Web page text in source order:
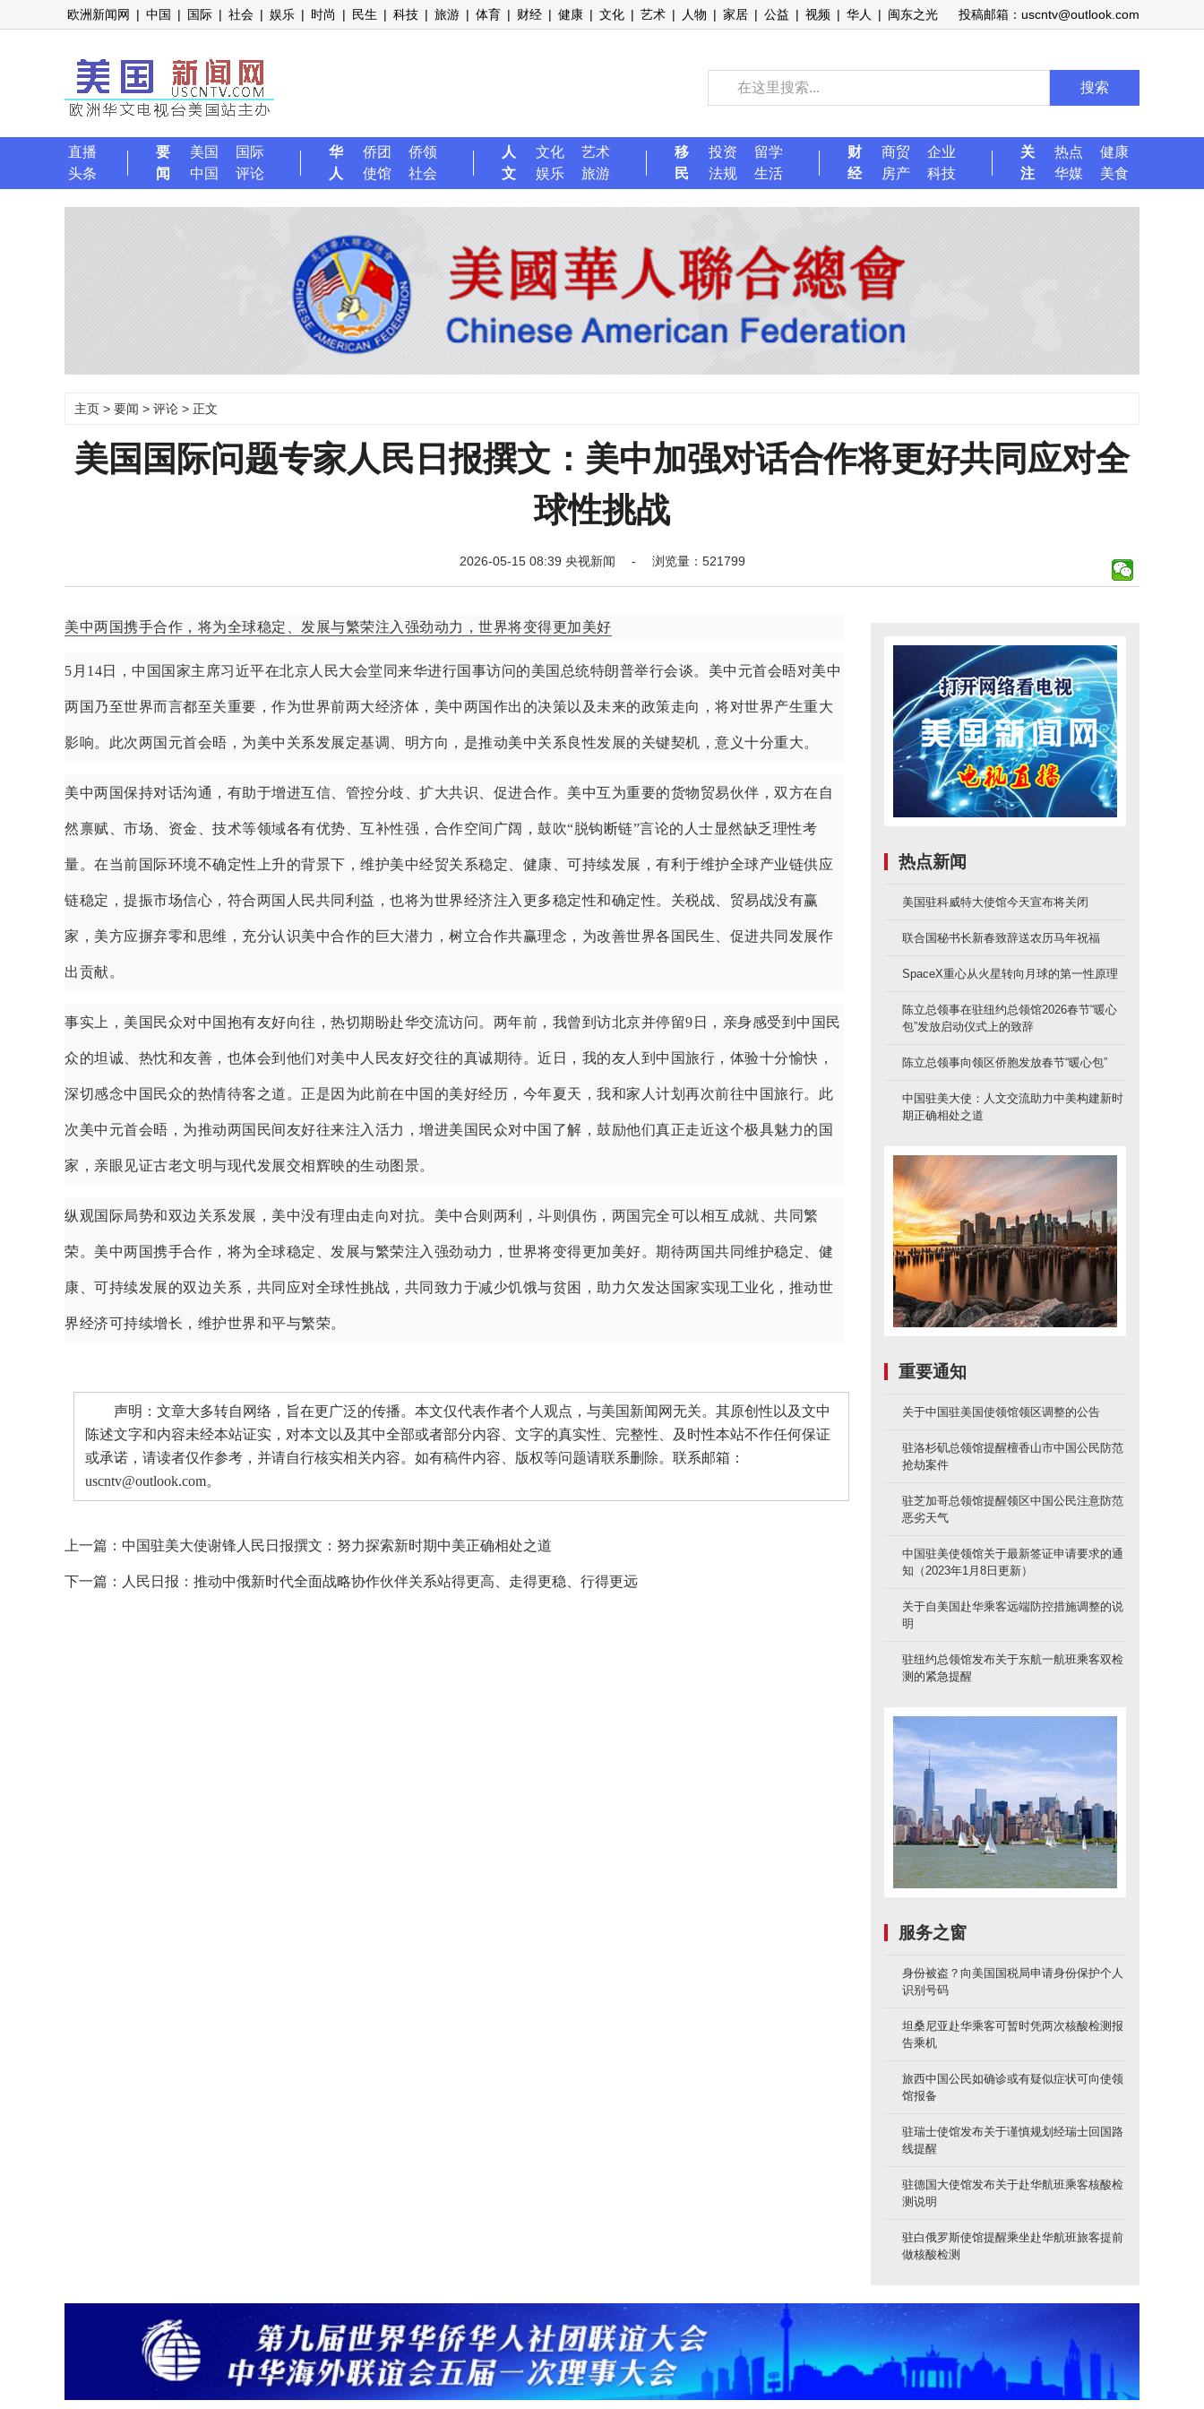
欧洲新闻网 | 中国 | 国际 | 社会 | 娱乐 | 时尚 | 民生 | 科技 | 旅游 | 体育 | 财经 | 健康 | 文化 | 艺术 | 人物 | 家居 | 公益 | 视频 | 华人 | 闽东之光 投稿邮箱：uscntv@outlook.com
搜索
直播
头条
要
闻
美国
国际
中国
评论
华
人
侨团
侨领
使馆
社会
人
文
文化
艺术
娱乐
旅游
移
民
投资
留学
法规
生活
财
经
商贸
企业
房产
科技
关
注
热点
健康
华媒
美食
主页 > 要闻 > 评论 > 正文
美国国际问题专家人民日报撰文：美中加强对话合作将更好共同应对全
球性挑战
2026-05-15 08:39 央视新闻 - 浏览量：521799
美中两国携手合作，将为全球稳定、发展与繁荣注入强劲动力，世界将变得更加美好
5月14日，中国国家主席习近平在北京人民大会堂同来华进行国事访问的美国总统特朗普举行会谈。美中元首会晤对美中
两国乃至世界而言都至关重要，作为世界前两大经济体，美中两国作出的决策以及未来的政策走向，将对世界产生重大
影响。此次两国元首会晤，为美中关系发展定基调、明方向，是推动美中关系良性发展的关键契机，意义十分重大。
美中两国保持对话沟通，有助于增进互信、管控分歧、扩大共识、促进合作。美中互为重要的货物贸易伙伴，双方在自
然禀赋、市场、资金、技术等领域各有优势、互补性强，合作空间广阔，鼓吹“脱钩断链”言论的人士显然缺乏理性考
量。在当前国际环境不确定性上升的背景下，维护美中经贸关系稳定、健康、可持续发展，有利于维护全球产业链供应
链稳定，提振市场信心，符合两国人民共同利益，也将为世界经济注入更多稳定性和确定性。关税战、贸易战没有赢
家，美方应摒弃零和思维，充分认识美中合作的巨大潜力，树立合作共赢理念，为改善世界各国民生、促进共同发展作
出贡献。
事实上，美国民众对中国抱有友好向往，热切期盼赴华交流访问。两年前，我曾到访北京并停留9日，亲身感受到中国民
众的坦诚、热忱和友善，也体会到他们对美中人民友好交往的真诚期待。近日，我的友人到中国旅行，体验十分愉快，
深切感念中国民众的热情待客之道。正是因为此前在中国的美好经历，今年夏天，我和家人计划再次前往中国旅行。此
次美中元首会晤，为推动两国民间友好往来注入活力，增进美国民众对中国了解，鼓励他们真正走近这个极具魅力的国
家，亲眼见证古老文明与现代发展交相辉映的生动图景。
纵观国际局势和双边关系发展，美中没有理由走向对抗。美中合则两利，斗则俱伤，两国完全可以相互成就、共同繁
荣。美中两国携手合作，将为全球稳定、发展与繁荣注入强劲动力，世界将变得更加美好。期待两国共同维护稳定、健
康、可持续发展的双边关系，共同应对全球性挑战，共同致力于减少饥饿与贫困，助力欠发达国家实现工业化，推动世
界经济可持续增长，维护世界和平与繁荣。
声明：文章大多转自网络，旨在更广泛的传播。本文仅代表作者个人观点，与美国新闻网无关。其原创性以及文中
陈述文字和内容未经本站证实，对本文以及其中全部或者部分内容、文字的真实性、完整性、及时性本站不作任何保证
或承诺，请读者仅作参考，并请自行核实相关内容。如有稿件内容、版权等问题请联系删除。联系邮箱：
uscntv@outlook.com。
上一篇： 中国驻美大使谢锋人民日报撰文：努力探索新时期中美正确相处之道
下一篇： 人民日报：推动中俄新时代全面战略协作伙伴关系站得更高、走得更稳、行得更远
热点新闻
美国驻科威特大使馆今天宣布将关闭
联合国秘书长新春致辞送农历马年祝福
SpaceX重心从火星转向月球的第一性原理
陈立总领事在驻纽约总领馆2026春节“暖心
包”发放启动仪式上的致辞
陈立总领事向领区侨胞发放春节“暖心包”
中国驻美大使：人文交流助力中美构建新时
期正确相处之道
重要通知
关于中国驻美国使领馆领区调整的公告
驻洛杉矶总领馆提醒檀香山市中国公民防范
抢劫案件
驻芝加哥总领馆提醒领区中国公民注意防范
恶劣天气
中国驻美使领馆关于最新签证申请要求的通
知（2023年1月8日更新）
关于自美国赴华乘客远端防控措施调整的说
明
驻纽约总领馆发布关于东航一航班乘客双检
测的紧急提醒
服务之窗
身份被盗？向美国国税局申请身份保护个人
识别号码
坦桑尼亚赴华乘客可暂时凭两次核酸检测报
告乘机
旅西中国公民如确诊或有疑似症状可向使领
馆报备
驻瑞士使馆发布关于谨慎规划经瑞士回国路
线提醒
驻德国大使馆发布关于赴华航班乘客核酸检
测说明
驻白俄罗斯使馆提醒乘坐赴华航班旅客提前
做核酸检测